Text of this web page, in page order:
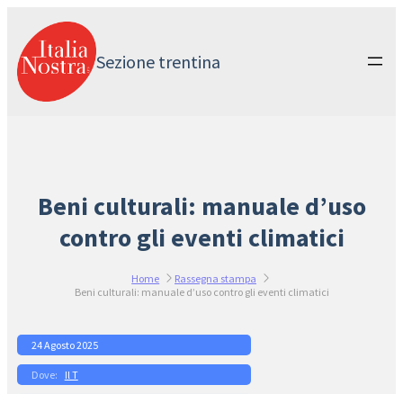
contenuto
Sezione trentina
Beni culturali: manuale d’uso
contro gli eventi climatici
Home
Rassegna stampa
Beni culturali: manuale d’uso contro gli eventi climatici
24 Agosto 2025
Il T